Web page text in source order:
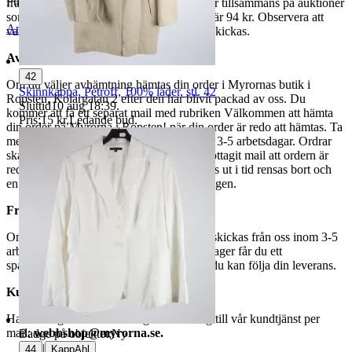
fraktpriset. Vi samfraktar upp till fyra varor tillsammans på auktioner
som avslutas samma dag. Samfraktspriset är 94 kr. Observera att
varor märkta endast avhämtning inte kan skickas.
Avhämtning
Om du väljer avhämtning hämtas din order i Myrornas butik i
Ropsten, Kolargatan 2 efter den har blivit packad av oss. Du
kommer att få ett separat mail med rubriken Välkommen att hämta
din order på Myrorna i Ropsten! när din order är redo att hämtas. Ta
med legitimation. Hanteringstiden är cirka 3-5 arbetsdagar. Ordrar
ska hämtas senast 7 dagar efter att man mottagit mail att ordern är
redo för avhämtning. Ordrar som ej hämtas ut i tid rensas bort och
en avgift på 84 kr dras av från återbetalningen.
Frakt
Om du har valt frakt kommer din vara att skickas från oss inom 3-5
arbetsdagar. När din vara har lämnat vårt lager får du ett
spårningsnummer av DSV inom kort där du kan följa din leverans.
Kundservice
Har du frågor eller funderingar hör av dig till vår kundtjänst per
mail:webbshop@myrorna.se.
Anmäl Sälj liknande
42
Skinnkappa, Petroff, 100% läder, stl. 42
Sluttid10 aug 18:39.
Pris:15 kr,Ledande bud.
Badge på objektet:Ny
44 | KappAhl